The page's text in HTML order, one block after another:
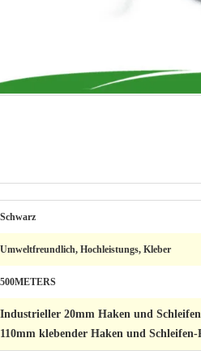
Schwarz
Umweltfreundlich, Hochleistungs, Kleber
500METERS
Industrieller 20mm Haken und
110mm klebender Haken und Schleifen-